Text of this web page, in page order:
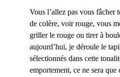
Vous l’allez pas vous fâcher
de colère, voir rouge, vous
griller le rouge ou tirer à
aujourd’hui, je déroule le
sélectionnés dans cette
emportement, ce ne sera que